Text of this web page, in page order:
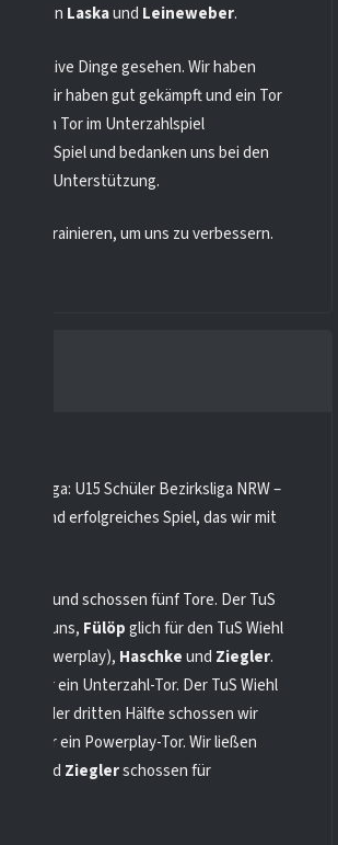
von Laskaund Leineweber.
positive Dinge gesehen. Wir haben
Wir haben gut gekämpft und ein Tor
nur ein Tor im Unterzahlspiel
fairen Spiel und bedanken uns bei den
für die Unterstützung.
hart trainieren, um uns zu verbessern.
Liga: U15 Schüler Bezirksliga NRW –
und erfolgreiches Spiel, das wir mit
Spiel und schossen fünf Tore. Der TuS
für uns, Fülöpglich für den TuS Wiehl
(im Powerplay), Haschkeund Ziegler.
ein Unterzahl-Tor. Der TuS Wiehl
In der dritten Hälfte schossen wir
ein Powerplay-Tor. Wir ließen
und Zieglerschossen für